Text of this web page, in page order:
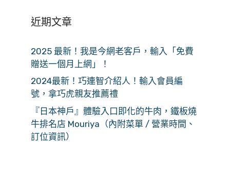
近期文章
2025 最新！我是今網老客戶，輸入「免費
贈送一個月上網」！
2024最新！巧連智介紹人！輸入會員編
號，拿巧虎親友推薦禮
『日本神戶』體驗入口即化的牛肉，鐵板燒
牛排名店 Mouriya（內附菜單 / 營業時間、
訂位資訊）